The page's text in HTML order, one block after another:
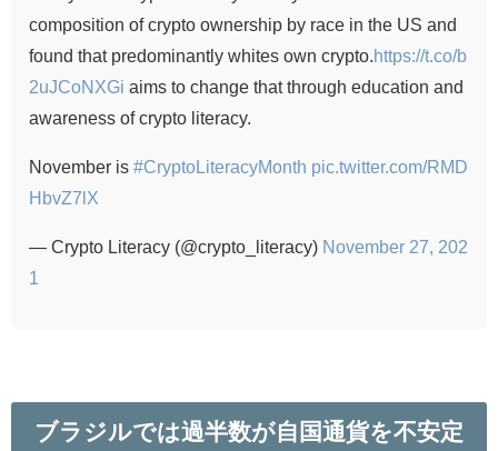
composition of crypto ownership by race in the US and
found that predominantly whites own crypto. https://t.co/b
2uJCoNXGi aims to change that through education and
awareness of crypto literacy.
November is #CryptoLiteracyMonth pic.twitter.com/RMD
HbvZ7lX
— Crypto Literacy (@crypto_literacy) November 27, 202
1
ブラジルでは過半数が自国通貨を不安定